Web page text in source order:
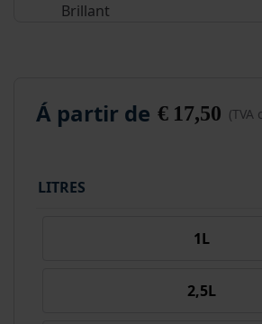
Á partir de €17,50 (TVA
LITRES
1L
2,5L